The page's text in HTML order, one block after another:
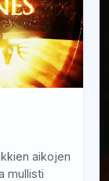
aikojen
mullisti